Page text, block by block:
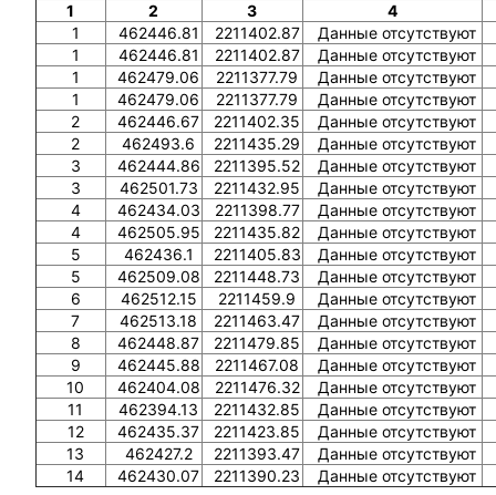
1
2 3
4
1
462446.81 2211402.87
Данные отсутствуют
1
462446.81 2211402.87
Данные отсутствуют
1
462479.06 2211377.79
Данные отсутствуют
1
462479.06 2211377.79
Данные отсутствуют
2
462446.67 2211402.35
Данные отсутствуют
2
462493.6 2211435.29
Данные отсутствуют
3
462444.86 2211395.52
Данные отсутствуют
3
462501.73 2211432.95
Данные отсутствуют
4
462434.03 2211398.77
Данные отсутствуют
4
462505.95 2211435.82
Данные отсутствуют
5
462436.1 2211405.83
Данные отсутствуют
5
462509.08 2211448.73
Данные отсутствуют
6
462512.15 2211459.9
Данные отсутствуют
7
462513.18 2211463.47
Данные отсутствуют
8
462448.87 2211479.85
Данные отсутствуют
9
462445.88 2211467.08
Данные отсутствуют
10
462404.08 2211476.32
Данные отсутствуют
11
462394.13 2211432.85
Данные отсутствуют
12
462435.37 2211423.85
Данные отсутствуют
13
462427.2 2211393.47
Данные отсутствуют
14
462430.07 2211390.23 Данные отсутствуют